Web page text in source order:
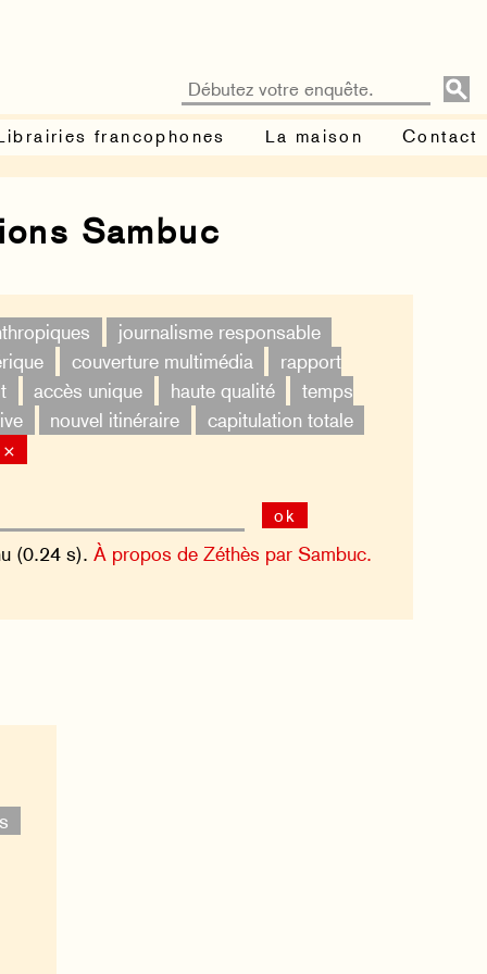
francophones La maison Contact
Sambuc
journalisme responsable
couverture multimédia
rapport
accès unique haute qualité
temps
nouvel itinéraire
capitulation totale
×
ok
(0.24 s). À propos de Zéthès par Sambuc.